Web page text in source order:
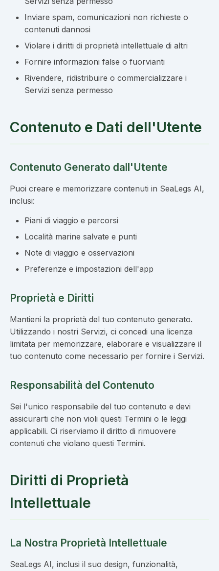
Inviare spam, comunicazioni non richieste o
contenuti dannosi
Violare i diritti di proprietà intellettuale di altri
Fornire informazioni false o fuorvianti
Rivendere, ridistribuire o commercializzare i
Servizi senza permesso
Contenuto e Dati dell'Utente
Contenuto Generato dall'Utente
Puoi creare e memorizzare contenuti in SeaLegs AI,
inclusi:
Piani di viaggio e percorsi
Località marine salvate e punti
Note di viaggio e osservazioni
Preferenze e impostazioni dell'app
Proprietà e Diritti
Mantieni la proprietà del tuo contenuto generato.
Utilizzando i nostri Servizi, ci concedi una licenza
limitata per memorizzare, elaborare e visualizzare il
tuo contenuto come necessario per fornire i Servizi.
Responsabilità del Contenuto
Sei l'unico responsabile del tuo contenuto e devi
assicurarti che non violi questi Termini o le leggi
applicabili. Ci riserviamo il diritto di rimuovere
contenuti che violano questi Termini.
Diritti di Proprietà
Intellettuale
La Nostra Proprietà Intellettuale
SeaLegs AI, inclusi il suo design, funzionalità,